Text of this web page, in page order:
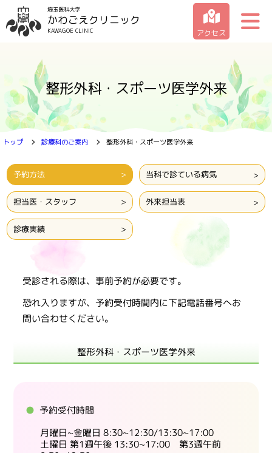
アクセス
埼玉医科大学
かわごえクリニック
KAWAGOE CLINIC
受診のご案内
診療科のご案内
整形外科・スポーツ医学外来
トップ 診療科のご案内 整形外科・スポーツ医学外来
予約方法 当科で診ている病気
担当医・スタッフ 外来担当表
診療実績
受診される際は、事前予約が必要です。
恐れ入りますが、予約受付時間内に下記電話番号へお
問い合わせください。
整形外科・スポーツ医学外来
予約受付時間
月曜日~金曜日 8:30~12:30/13:30~17:00
土曜日 第1週午後 13:30~17:00 第3週午前